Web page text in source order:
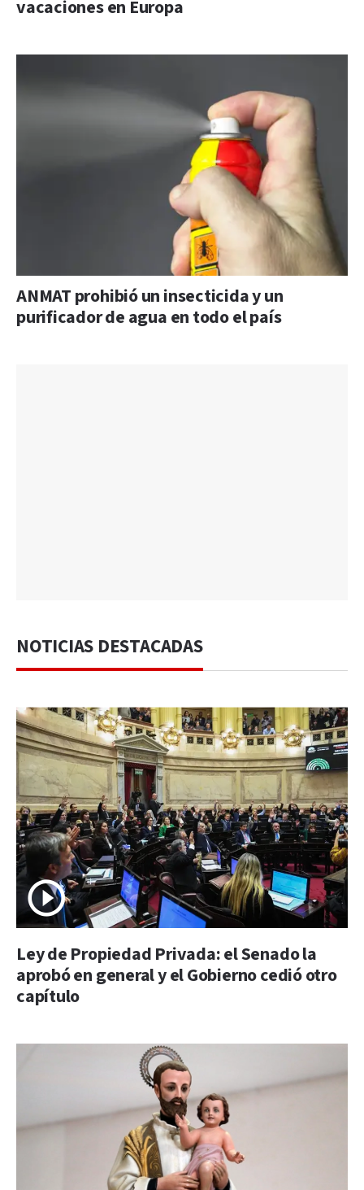
vacaciones en Europa
ANMAT prohibió un insecticida y un
purificador de agua en todo el país
NOTICIAS DESTACADAS
Ley de Propiedad Privada: el Senado la
aprobó en general y el Gobierno cedió otro
capítulo